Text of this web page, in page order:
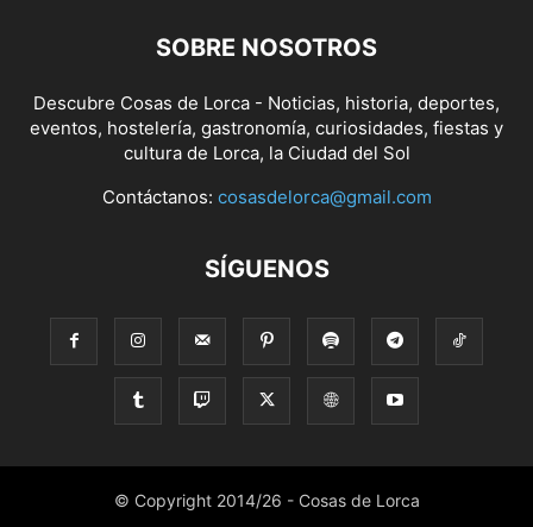
SOBRE NOSOTROS
Descubre Cosas de Lorca - Noticias, historia, deportes,
eventos, hostelería, gastronomía, curiosidades, fiestas y
cultura de Lorca, la Ciudad del Sol
Contáctanos: cosasdelorca@gmail.com
SÍGUENOS
© Copyright 2014/26 - Cosas de Lorca